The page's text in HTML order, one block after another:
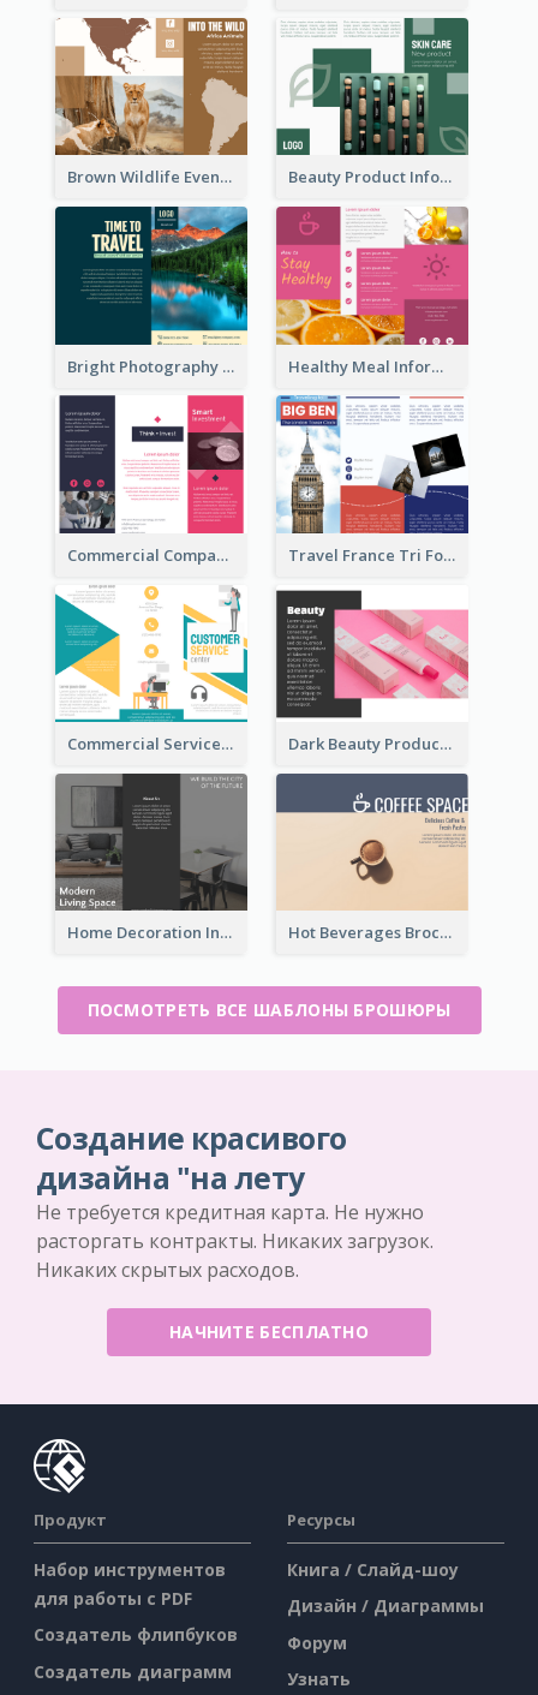
Brown Wildlife Event Program Tri Fold Brochure Beauty Product Informational Tri Fold Brochure
Bright Photography Travel Tri Fold Brochure Healthy Meal Informational Tri Fold Brochure
Commercial Company Informational Tri Fold Brochure Travel France Tri Fold Brochure
Commercial Services Tri Fold Brochure Dark Beauty Product Informational Brochure
Home Decoration Informational Tri Fold Brochure Hot Beverages Brochure
ПОСМОТРЕТЬ ВСЕ ШАБЛОНЫ БРОШЮРЫ
Создание красивого
дизайна "на лету
Не требуется кредитная карта. Не нужно
расторгать контракты. Никаких загрузок.
Никаких скрытых расходов.
НАЧНИТЕ БЕСПЛАТНО
Продукт
Набор инструментов
для работы с PDF
Создатель флипбуков
Создатель диаграмм
Ресурсы
Книга / Слайд-шоу
Дизайн / Диаграммы
Форум
Узнать